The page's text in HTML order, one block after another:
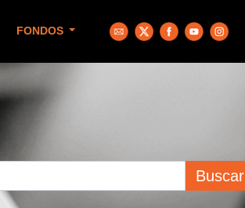
FONDOS
Buscar